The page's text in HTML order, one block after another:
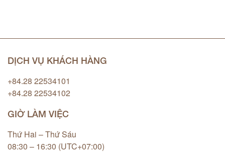
DỊCH VỤ KHÁCH HÀNG
+84.28 22534101
+84.28 22534102
GIỜ LÀM VIỆC
Thứ Hai – Thứ Sáu
08:30 – 16:30 (UTC+07:00)